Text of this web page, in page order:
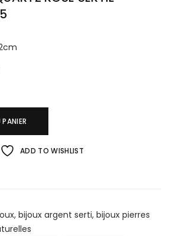
ADD TO WISHLIST
, bijoux argent serti, bijoux pierres